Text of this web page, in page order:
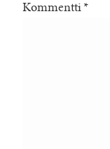
Kommentti *